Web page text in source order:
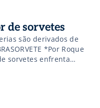
de sorvetes
são derivados de
*Por Roque
sorvetes enfrenta
do cacau, que tem
dos derivados […]